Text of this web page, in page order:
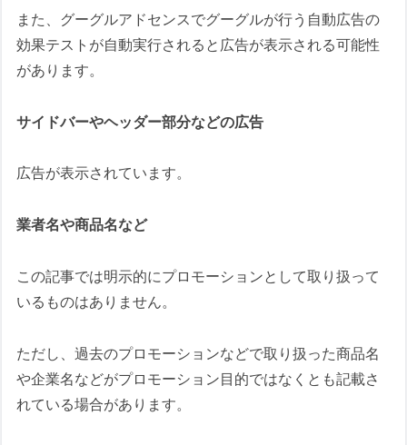
また、グーグルアドセンスでグーグルが行う自動広告の
効果テストが自動実行されると広告が表示される可能性
があります。
サイドバーやヘッダー部分などの広告
広告が表示されています。
業者名や商品名など
この記事では明示的にプロモーションとして取り扱って
いるものはありません。
ただし、過去のプロモーションなどで取り扱った商品名
や企業名などがプロモーション目的ではなくとも記載さ
れている場合があります。